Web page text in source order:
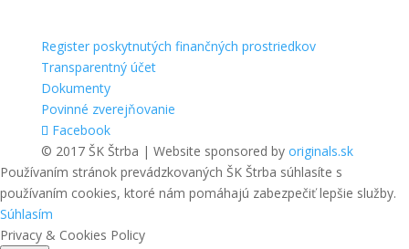
Register poskytnutých finančných prostriedkov
Transparentný účet
Dokumenty
Povinné zverejňovanie
Facebook
© 2017 ŠK Štrba | Website sponsored by originals.sk
Používaním stránok prevádzkovaných ŠK Štrba súhlasíte s
používaním cookies, ktoré nám pomáhajú zabezpečiť lepšie služby.
Súhlasím
Privacy & Cookies Policy